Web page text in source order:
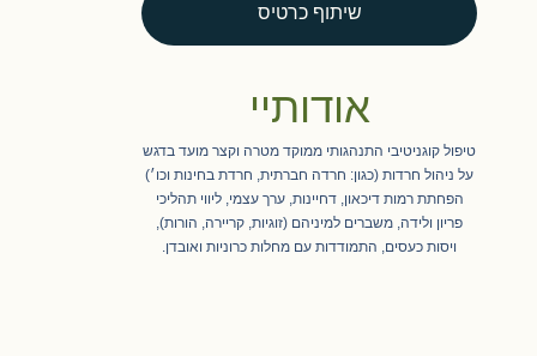
שיתוף כרטיס
אודותיי
טיפול קוגניטיבי התנהגותי ממוקד מטרה וקצר מועד בדגש
על ניהול חרדות (כגון: חרדה חברתית, חרדת בחינות וכו׳)
הפחתת רמות דיכאון, דחיינות, ערך עצמי, ליווי תהליכי
פריון ולידה, משברים למיניהם (זוגיות, קריירה, הורות),
ויסות כעסים, התמודדות עם מחלות כרוניות ואובדן.